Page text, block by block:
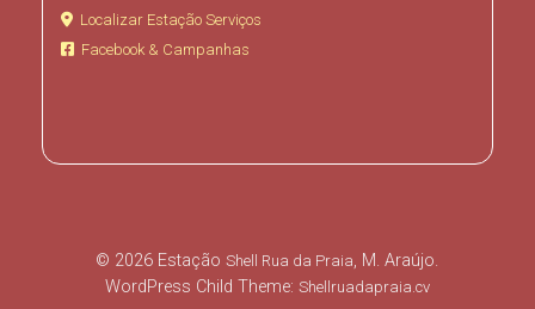
Localizar Estação Serviços
Facebook & Campanhas
© 2026 EstaçãoShell Rua da Praia, M. Araújo.
WordPress Child Theme: Shellruadapraia.cv